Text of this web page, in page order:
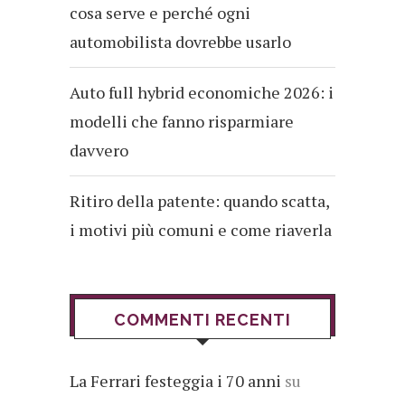
cosa serve e perché ogni
automobilista dovrebbe usarlo
Auto full hybrid economiche 2026: i
modelli che fanno risparmiare
davvero
Ritiro della patente: quando scatta,
i motivi più comuni e come riaverla
COMMENTI RECENTI
La Ferrari festeggia i 70 anni su